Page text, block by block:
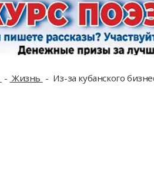
Жизнь Из-за кубанского